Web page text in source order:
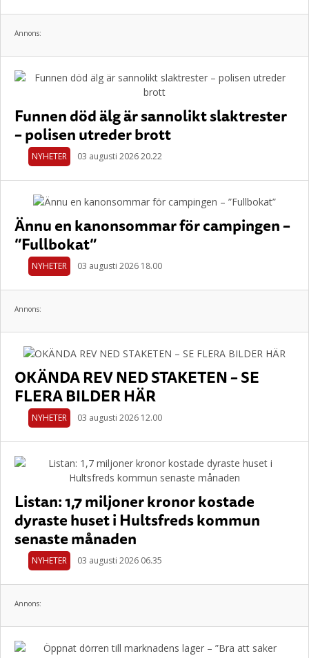
Annons:
Funnen död älg är sannolikt slaktrester
– polisen utreder brott
NYHETER 03 augusti 2026 20.22
Ännu en kanonsommar för campingen –
”Fullbokat”
NYHETER 03 augusti 2026 18.00
Annons:
OKÄNDA REV NED STAKETEN – SE
FLERA BILDER HÄR
NYHETER 03 augusti 2026 12.00
Listan: 1,7 miljoner kronor kostade
dyraste huset i Hultsfreds kommun
senaste månaden
NYHETER 03 augusti 2026 06.35
Annons: